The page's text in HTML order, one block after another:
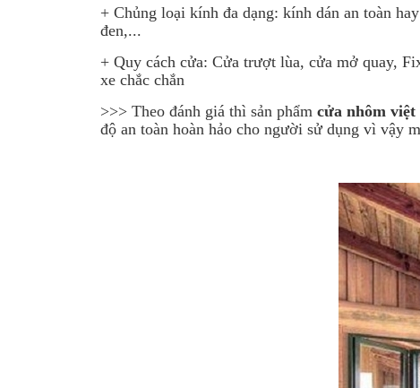
+ Chủng loại kính đa dạng: kính dán an toàn
đen,...
+ Quy cách cửa: Cửa trượt lùa, cửa mở quay,
xe chắc chắn
>>> Theo đánh giá thì sản phẩm cửa nhôm việt
độ an toàn hoàn hảo cho người sử dụng vì vậy